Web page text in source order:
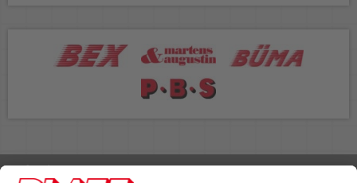
Rufen Sie uns an 04298 401-0